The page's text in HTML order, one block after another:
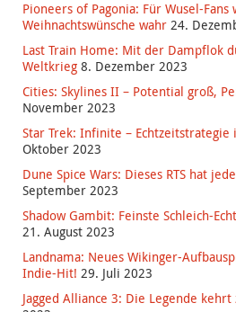
Pioneers of Pagonia: Für Wusel-Fans
Weihnachtswünsche wahr 24.
Last Train Home: Mit der Dampflok
Weltkrieg 8. Dezember 2023
Cities: Skylines II – Potential groß,
November 2023
Star Trek: Infinite – Echtzeitstrategie
Oktober 2023
Dune Spice Wars: Dieses RTS hat
September 2023
Shadow Gambit: Feinste Schleich-
21. August 2023
Landnama: Neues Wikinger-
Indie-Hit! 29. Juli 2023
Jagged Alliance 3: Die Legende